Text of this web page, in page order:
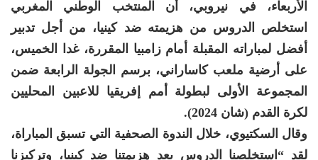
الأربعاء، في نيروبي، أن المنتخب الوطني المغربي
استخلص الدروس من هزيمته ضد كينيا، من أجل تدبير
أفضل لمباراته المقبلة أمام زامبيا المقررة، غدا الخميس،
على أرضية ملعب كاساراني، برسم الجولة الرابعة ضمن
المجموعة الأولى لبطولة أمم إفريقيا للاعبين المحليين
لكرة القدم (شان 2024).
وقال السكتيوي، خلال الندوة الصحفية التي تسبق المباراة،
لقد “استخلصنا الدروس بعد هزيمتنا ضد كينيا، وتركيزنا